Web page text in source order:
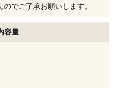
でご了承お願いします。
容量